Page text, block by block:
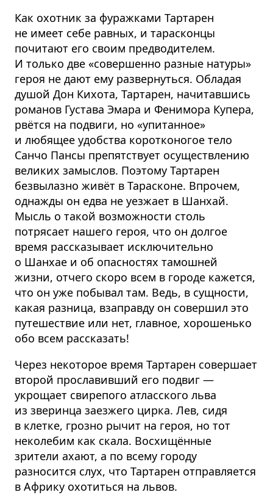
Как охотник за фуражками Тартарен
не имеет себе равных, и тарасконцы
почитают его своим предводителем.
И только две «совершенно разные натуры»
героя не дают ему развернуться. Обладая
душой Дон Кихота, Тартарен, начитавшись
романов Густава Эмара и Фенимора Купера,
рвётся на подвиги, но «упитанное»
и любящее удобства коротконогое тело
Санчо Пансы препятствует осуществлению
великих замыслов. Поэтому Тартарен
безвылазно живёт в Тарасконе. Впрочем,
однажды он едва не уезжает в Шанхай.
Мысль о такой возможности столь
потрясает нашего героя, что он долгое
время рассказывает исключительно
о Шанхае и об опасностях тамошней
жизни, отчего скоро всем в городе кажется,
что он уже побывал там. Ведь, в сущности,
какая разница, взаправду он совершил это
путешествие или нет, главное, хорошенько
обо всем рассказать!
Через некоторое время Тартарен совершает
второй прославивший его подвиг —
укрощает свирепого атласского льва
из зверинца заезжего цирка. Лев, сидя
в клетке, грозно рычит на героя, но тот
неколебим как скала. Восхищённые
зрители ахают, а по всему городу
разносится слух, что Тартарен отправляется
в Африку охотиться на львов.